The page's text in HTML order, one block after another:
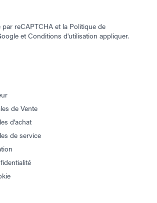
reCAPTCHA et la Politique de
etConditions d'utilisation appliquer.
de Vente
d'achat
de service